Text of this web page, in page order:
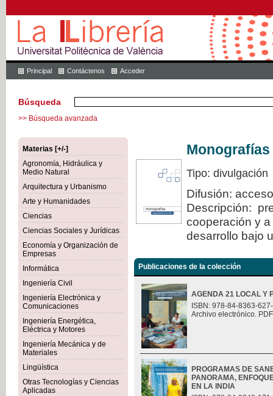
Principal Contáctenos Acceder
Búsqueda
>> Búsqueda avanzada
Materias [+/-]
Agronomía, Hidráulica y
Medio Natural
Arquitectura y Urbanismo
Arte y Humanidades
Ciencias
Ciencias Sociales y Jurídicas
Economía y Organización de
Empresas
Informática
Ingeniería Civil
Ingeniería Electrónica y
Comunicaciones
Ingeniería Energética,
Eléctrica y Motores
Ingeniería Mecánica y de
Materiales
Lingüística
Otras Tecnologías y Ciencias
Aplicadas
Tipo: divulgación
Difusión:
Descripción:
cooperación y
desarrollo bajo
Publicaciones de la colección
AGENDA 21 LOCAL Y
ISBN: 978-84-8363-
Archivo electrónico.
PROGRAMAS DE
PANORAMA,
EN LA INDIA